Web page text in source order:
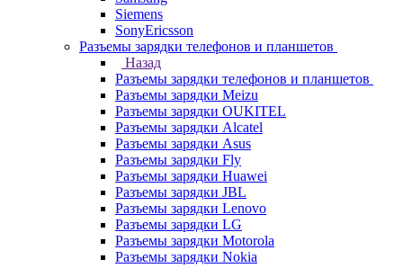
Siemens
SonyEricsson
Разъемы зарядки телефонов и планшетов
Назад
Разъемы зарядки телефонов и планшетов
Разъемы зарядки Meizu
Разъемы зарядки OUKITEL
Разъемы зарядки Alcatel
Разъемы зарядки Asus
Разъемы зарядки Fly
Разъемы зарядки Huawei
Разъемы зарядки JBL
Разъемы зарядки Lenovo
Разъемы зарядки LG
Разъемы зарядки Motorola
Разъемы зарядки Nokia